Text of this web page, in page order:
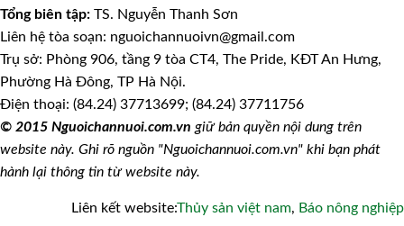
Tổng biên tập: TS. Nguyễn Thanh Sơn
Liên hệ tòa soạn: nguoichannuoivn@gmail.com
Trụ sở: Phòng 906, tầng 9 tòa CT4, The Pride, KĐT An Hưng,
Phường Hà Đông, TP Hà Nội.
Điện thoại: (84.24) 37713699; (84.24) 37711756
© 2015 Nguoichannuoi.com.vn giữ bản quyền nội dung trên
website này. Ghi rõ nguồn "Nguoichannuoi.com.vn" khi bạn phát
hành lại thông tin từ website này.
Liên kết website:Thủy sản việt nam, Báo nông nghiệp